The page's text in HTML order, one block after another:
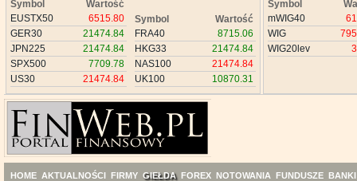
Symbol
Wartość
EUSTX50
6515.80
GER30
21474.84
JPN225
21474.84
SPX500
7709.78
US30
21474.84
Symbol
Wartość
FRA40
8715.06
HKG33
21474.84
NAS100
21474.84
UK100
10870.31
Symbol
mWIG40
WIG
WIG20lev
HOME AKTUALNOŚCI FIRMY GIEŁDA FOREX NOTOWANIA FUNDUSZE BANKI